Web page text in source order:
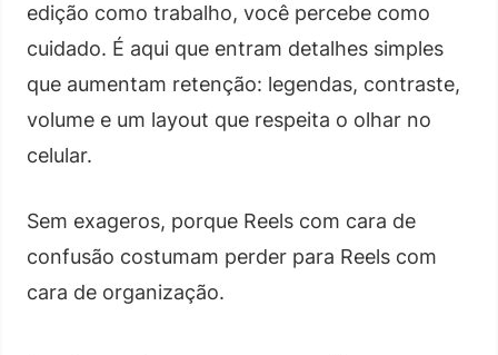
edição como trabalho, você percebe como
cuidado. É aqui que entram detalhes simples
que aumentam retenção: legendas, contraste,
volume e um layout que respeita o olhar no
celular.
Sem exageros, porque Reels com cara de
confusão costumam perder para Reels com
cara de organização.